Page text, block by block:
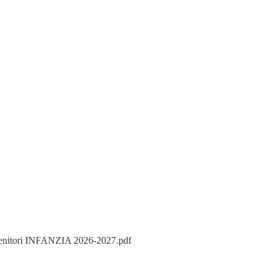
INFANZIA 2026-2027.pdf